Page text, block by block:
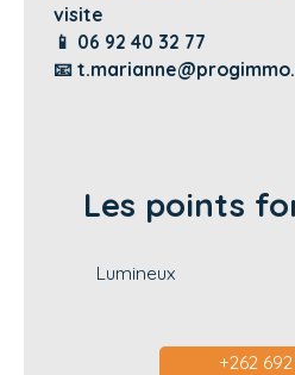
visite
📱 06 92 40 32 77
📧
Les points
Lumineux
+262